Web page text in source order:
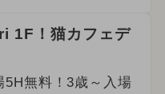
1F！猫カフェデ
5H無料！3歳～入場